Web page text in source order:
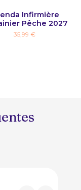
Infirmière
Pêche 2027
35,99 €